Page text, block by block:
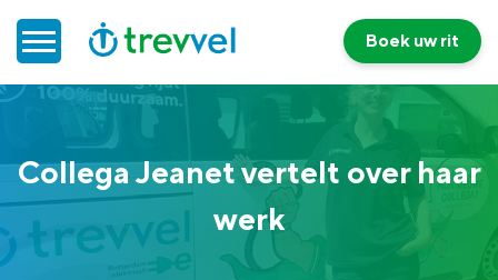
Doelgroepenvervoer
Werken bij Trevvel
Boek uw rit
Collega Jeanet vertelt over haar
werk